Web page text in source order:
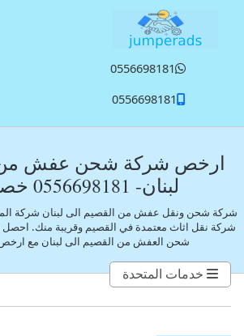
0556698181
0556698181
ارخص شركة شحن عفش من
لبنان- 0556698181 خصم 60%
شركة نقل اثاث معتمدة في القصيم وقريبة منك.
شحن العفش من القصيم الى لبنان مع
خدمات المتحدة